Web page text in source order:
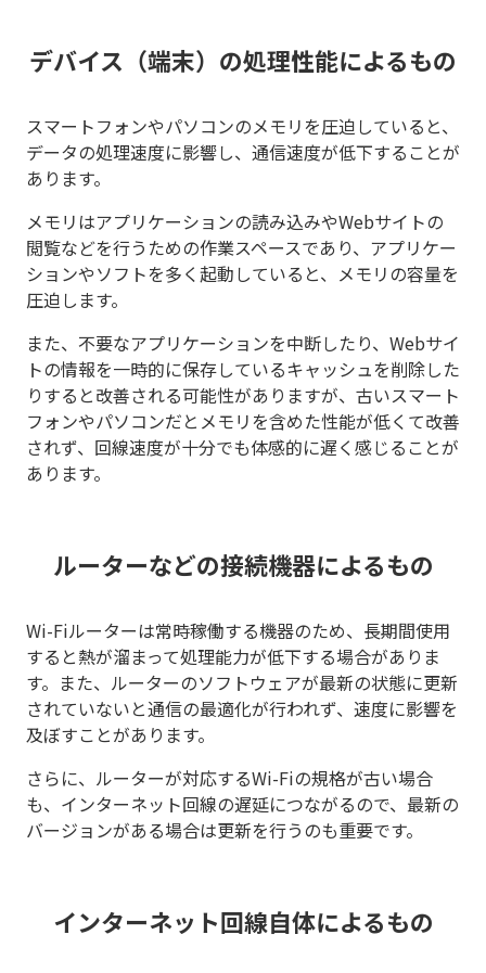
デバイス（端末）の処理性能によるもの
スマートフォンやパソコンのメモリを圧迫していると、
データの処理速度に影響し、通信速度が低下することが
あります。
メモリはアプリケーションの読み込みやWebサイトの
閲覧などを行うための作業スペースであり、アプリケー
ションやソフトを多く起動していると、メモリの容量を
圧迫します。
また、不要なアプリケーションを中断したり、Webサイ
トの情報を一時的に保存しているキャッシュを削除した
りすると改善される可能性がありますが、古いスマート
フォンやパソコンだとメモリを含めた性能が低くて改善
されず、回線速度が十分でも体感的に遅く感じることが
あります。
ルーターなどの接続機器によるもの
Wi-Fiルーターは常時稼働する機器のため、長期間使用
すると熱が溜まって処理能力が低下する場合がありま
す。また、ルーターのソフトウェアが最新の状態に更新
されていないと通信の最適化が行われず、速度に影響を
及ぼすことがあります。
さらに、ルーターが対応するWi-Fiの規格が古い場合
も、インターネット回線の遅延につながるので、最新の
バージョンがある場合は更新を行うのも重要です。
インターネット回線自体によるもの